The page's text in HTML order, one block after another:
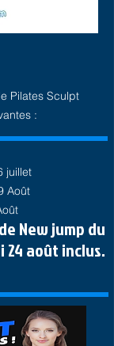
Pilates Sculpt
:
juillet
Août
New jump du
24aoûtinclus.